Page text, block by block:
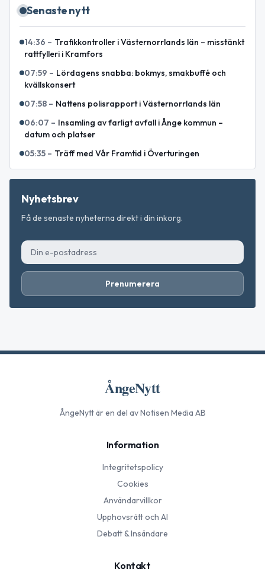
Senaste nytt
14:36 – Trafikkontroller i Västernorrlands län – misstänkt
rattfylleri i Kramfors
07:59 – Lördagens snabba: bokmys, smakbuffé och
kvällskonsert
07:58 – Nattens polisrapport i Västernorrlands län
06:07 – Insamling av farligt avfall i Ånge kommun –
datum och platser
05:35 – Träff med Vår Framtid i Överturingen
Nyhetsbrev
Få de senaste nyheterna direkt i din inkorg.
Prenumerera
ÅngeNytt
ÅngeNyttär en del av Notisen Media AB
Information
Integritetspolicy
Cookies
Användarvillkor
Upphovsrätt och AI
Debatt & Insändare
Kontakt